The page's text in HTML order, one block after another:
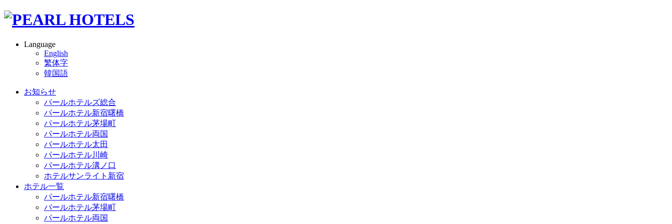
Language
English
繁体字
韓国語
お知らせ
パールホテルズ総合
パールホテル新宿曙橋
パールホテル茅場町
パールホテル両国
パールホテル太田
パールホテル川崎
パールホテル溝ノ口
ホテルサンライト新宿
ホテル一覧
パールホテル新宿曙橋
パールホテル茅場町
パールホテル両国